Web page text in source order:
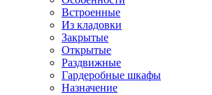
Встроенные
Из кладовки
Закрытые
Открытые
Раздвижные
Гардеробные шкафы
Назначение